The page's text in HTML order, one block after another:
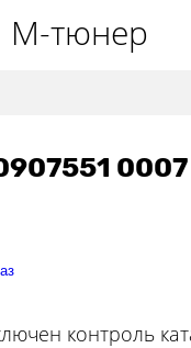
М-тюнер
0007
контроль